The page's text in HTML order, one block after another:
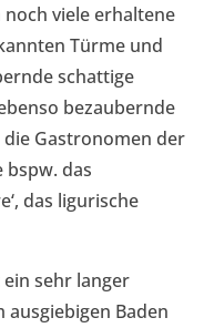
viele erhaltene
Türme und
schattige
bezaubernde
Gastronomen der
bspw. das
das ligurische
sehr langer
Baden